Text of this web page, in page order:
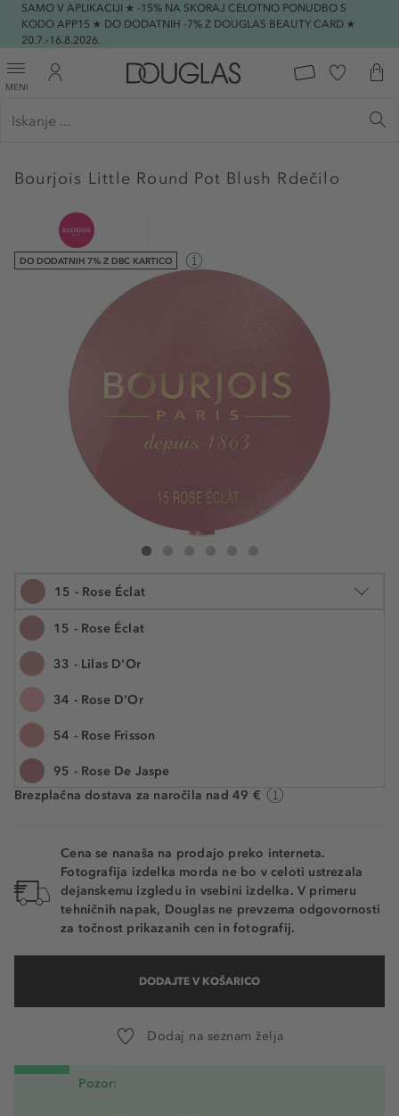
SAMO V APLIKACIJI ★ -15% NA SKORAJ CELOTNO PONUDBO S
KODO APP15 ★ DO DODATNIH -7% Z DOUGLAS BEAUTY CARD ★
20.7.-16.8.2026.
MENI
Bourjois Little Round Pot Blush Rdečilo
DO DODATNIH 7% Z DBC KARTICO
Bourjois Little Round Pot Blush
15 - Rose Éclat
15 - Rose Éclat
33 - Lilas D'Or
34 - Rose D'Or
54 - Rose Frisson
95 - Rose De Jaspe
2.5 g
Na voljo. Dostava: 2 do 5 delovnih dni
Brezplačna dostava za naročila nad 49 €
Cena se nanaša na prodajo preko interneta.
Fotografija izdelka morda ne bo v celoti ustrezala
dejanskemu izgledu in vsebini izdelka. V primeru
tehničnih napak, Douglas ne prevzema odgovornosti
za točnost prikazanih cen in fotografij.
DODAJTE V KOŠARICO
Dodaj na seznam želja
Pozor: